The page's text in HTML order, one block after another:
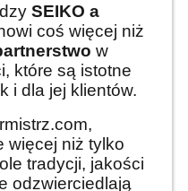
SEIKO a
coś więcej niż
w
które są istotne
i dla jej klientów.
więcej niż tylko
tradycji, jakości
odzwierciedlają